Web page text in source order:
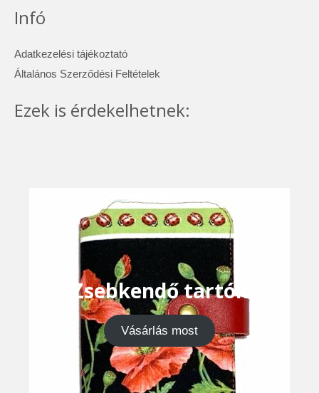
Infó
Adatkezelési tájékoztató
Általános Szerződési Feltételek
Ezek is érdekelhetnek:
Zsebkendő tartók
Vásárlás most